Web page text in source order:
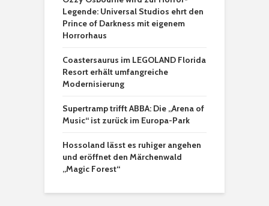
Legende: Universal Studios ehrt den
Prince of Darkness mit eigenem
Horrorhaus
Coastersaurus im LEGOLAND Florida
Resort erhält umfangreiche
Modernisierung
Supertramp trifft ABBA: Die „Arena of
Music“ ist zurück im Europa-Park
Hossoland lässt es ruhiger angehen
und eröffnet den Märchenwald
„Magic Forest“